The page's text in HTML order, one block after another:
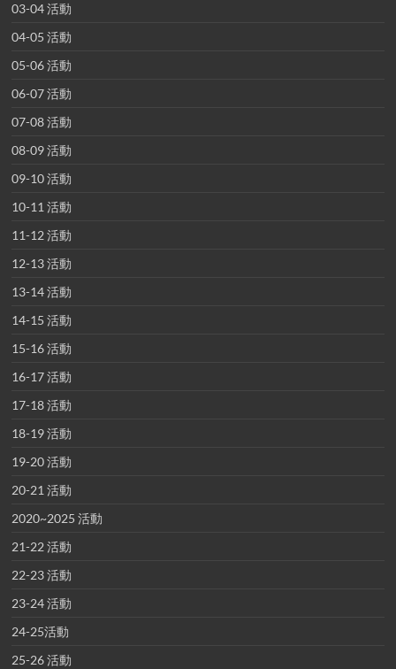
03-04 活動
04-05 活動
05-06 活動
06-07 活動
07-08 活動
08-09 活動
09-10 活動
10-11 活動
11-12 活動
12-13 活動
13-14 活動
14-15 活動
15-16 活動
16-17 活動
17-18 活動
18-19 活動
19-20 活動
20-21 活動
2020~2025 活動
21-22 活動
22-23 活動
23-24 活動
24-25活動
25-26 活動